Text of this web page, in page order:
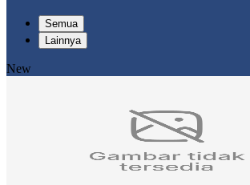
Semua
Lainnya
New